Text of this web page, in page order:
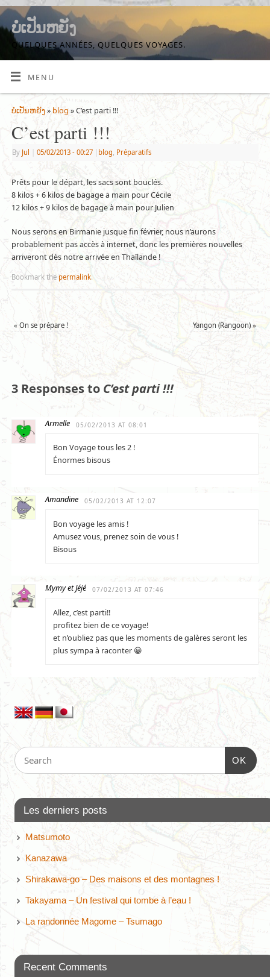
ບໍ່ເປັນຫຍັງ
QUELQUES ANNÉES, QUELQUES VOYAGES.
MENU
ບໍ່ເປັນຫຍັງ» blog » C’est parti !!!
C’est parti !!!
By Jul 05/02/2013 - 00:27 blog, Préparatifs
Prêts pour le départ, les sacs sont bouclés.
8 kilos + 6 kilos de bagage a main pour Cécile
12 kilos + 9 kilos de bagage à main pour Julien
Nous serons en Birmanie jusque fin février, nous n’aurons
probablement pas accès à internet, donc les premières nouvelles
arriveront dès notre arrivée en Thaïlande !
Bookmark the permalink.
«On se prépare ! Yangon (Rangoon)»
3 Responses to C’est parti !!!
Armelle 05/02/2013 AT 08:01
Bon Voyage tous les 2 !
Énormes bisous
Amandine 05/02/2013 AT 12:07
Bon voyage les amis !
Amusez vous, prenez soin de vous !
Bisous
Mymy et Jéjé 07/02/2013 AT 07:46
Allez, c’est parti!!
profitez bien de ce voyage!
et n’oubliez pas que les moments de galères seront les
plus sympa à raconter 😀
OK
Les derniers posts
Matsumoto
Kanazawa
Shirakawa-go – Des maisons et des montagnes !
Takayama – Un festival qui tombe à l’eau !
La randonnée Magome – Tsumago
Recent Comments